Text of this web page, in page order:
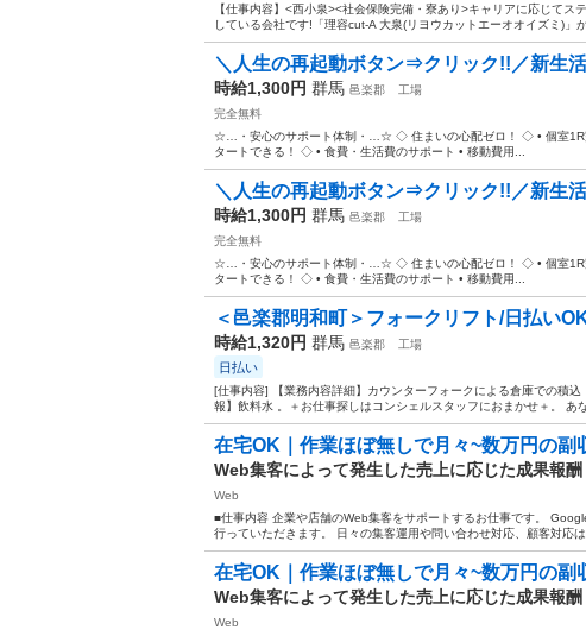
【仕事内容】<西小泉><社会保険完備・寮あり>キャリアに応じて
している会社です!「理容cut-A 大泉(リヨウカットエーオオイズミ)」
＼人生の再起動ボタン⇒クリック!!／新生
時給1,300円 群馬 邑楽郡
工場
完全無料
☆…・安心のサポート体制・…☆ ◇ 住まいの心配ゼロ！ ◇ • 個室1R
タートできる！ ◇ • 食費・生活費のサポート • 移動費用...
＼人生の再起動ボタン⇒クリック!!／新生
時給1,300円 群馬 邑楽郡
工場
完全無料
☆…・安心のサポート体制・…☆ ◇ 住まいの心配ゼロ！ ◇ • 個室1R
タートできる！ ◇ • 食費・生活費のサポート • 移動費用...
＜邑楽郡明和町＞フォークリフト/日払い
時給1,320円 群馬 邑楽郡 工場
日払い
[仕事内容] 【業務内容詳細】カウンターフォークによる倉庫での積
報】飲料水 。＋お仕事探しはコンシェルスタッフにおまかせ＋。 あ
在宅OK｜作業ほぼ無しで月々~数万円の副
Web集客によって発生した売上に応じた成果報酬
Web
■仕事内容 企業や店舗のWeb集客をサポートするお仕事です。
行っていただきます。 日々の集客運用や問い合わせ対応、顧客対応
在宅OK｜作業ほぼ無しで月々~数万円の副
Web集客によって発生した売上に応じた成果報酬
Web